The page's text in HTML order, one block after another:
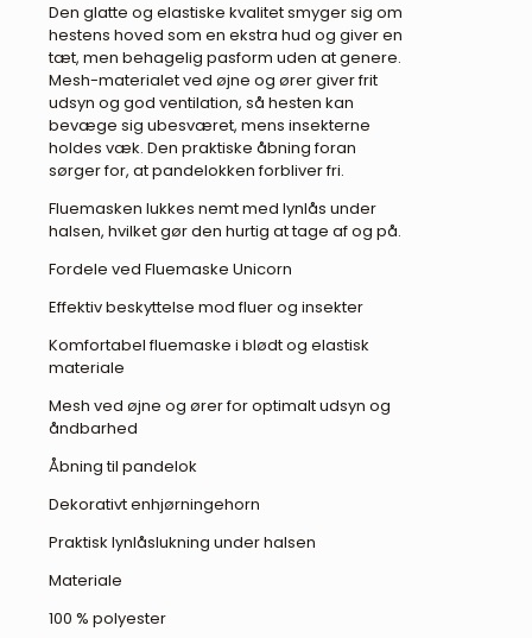
Den glatte og elastiske kvalitet smyger sig om
hestens hoved som en ekstra hud og giver en
tæt, men behagelig pasform uden at genere.
Mesh-materialet ved øjne og ører giver frit
udsyn og god ventilation, så hesten kan
bevæge sig ubesværet, mens insekterne
holdes væk. Den praktiske åbning foran
sørger for, at pandelokken forbliver fri.
Fluemasken lukkes nemt med lynlås under
halsen, hvilket gør den hurtig at tage af og på.
Fordele ved Fluemaske Unicorn
Effektiv beskyttelse mod fluer og insekter
Komfortabel flue­maske i blødt og elastisk
materiale
Mesh ved øjne og ører for optimalt udsyn og
åndbarhed
Åbning til pandelok
Dekorativt enhjørningehorn
Praktisk lynlåslukning under halsen
Materiale
100 % polyester